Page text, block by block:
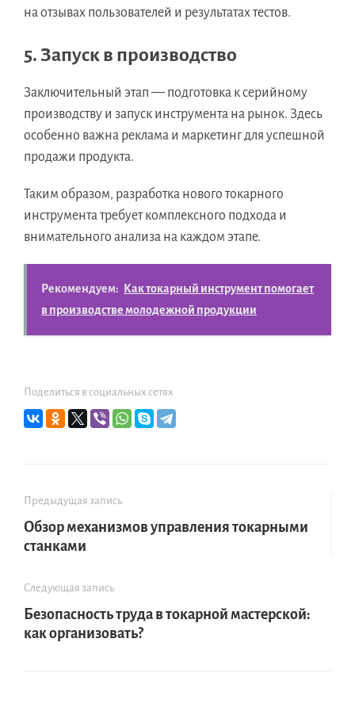
на отзывах пользователей и результатах тестов.
5. Запуск в производство
Заключительный этап — подготовка к серийному
производству и запуск инструмента на рынок. Здесь
особенно важна реклама и маркетинг для успешной
продажи продукта.
Таким образом, разработка нового токарного
инструмента требует комплексного подхода и
внимательного анализа на каждом этапе.
Рекомендуем:
Как токарный инструмент помогает
в производстве молодежной продукции
Поделиться в социальных сетях
Предыдущая запись
Обзор механизмов управления токарными
станками
Следующая запись
Безопасность труда в токарной мастерской:
как организовать?